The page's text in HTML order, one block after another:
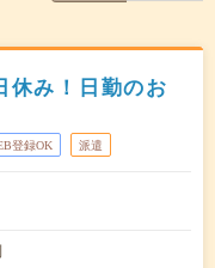
休み！日勤のお
登録OK 派遣